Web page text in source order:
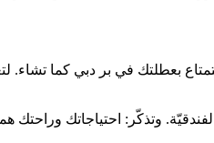
بعطلتك في بر دبي كما
وتذكّر: احتياجاتك وراحتك